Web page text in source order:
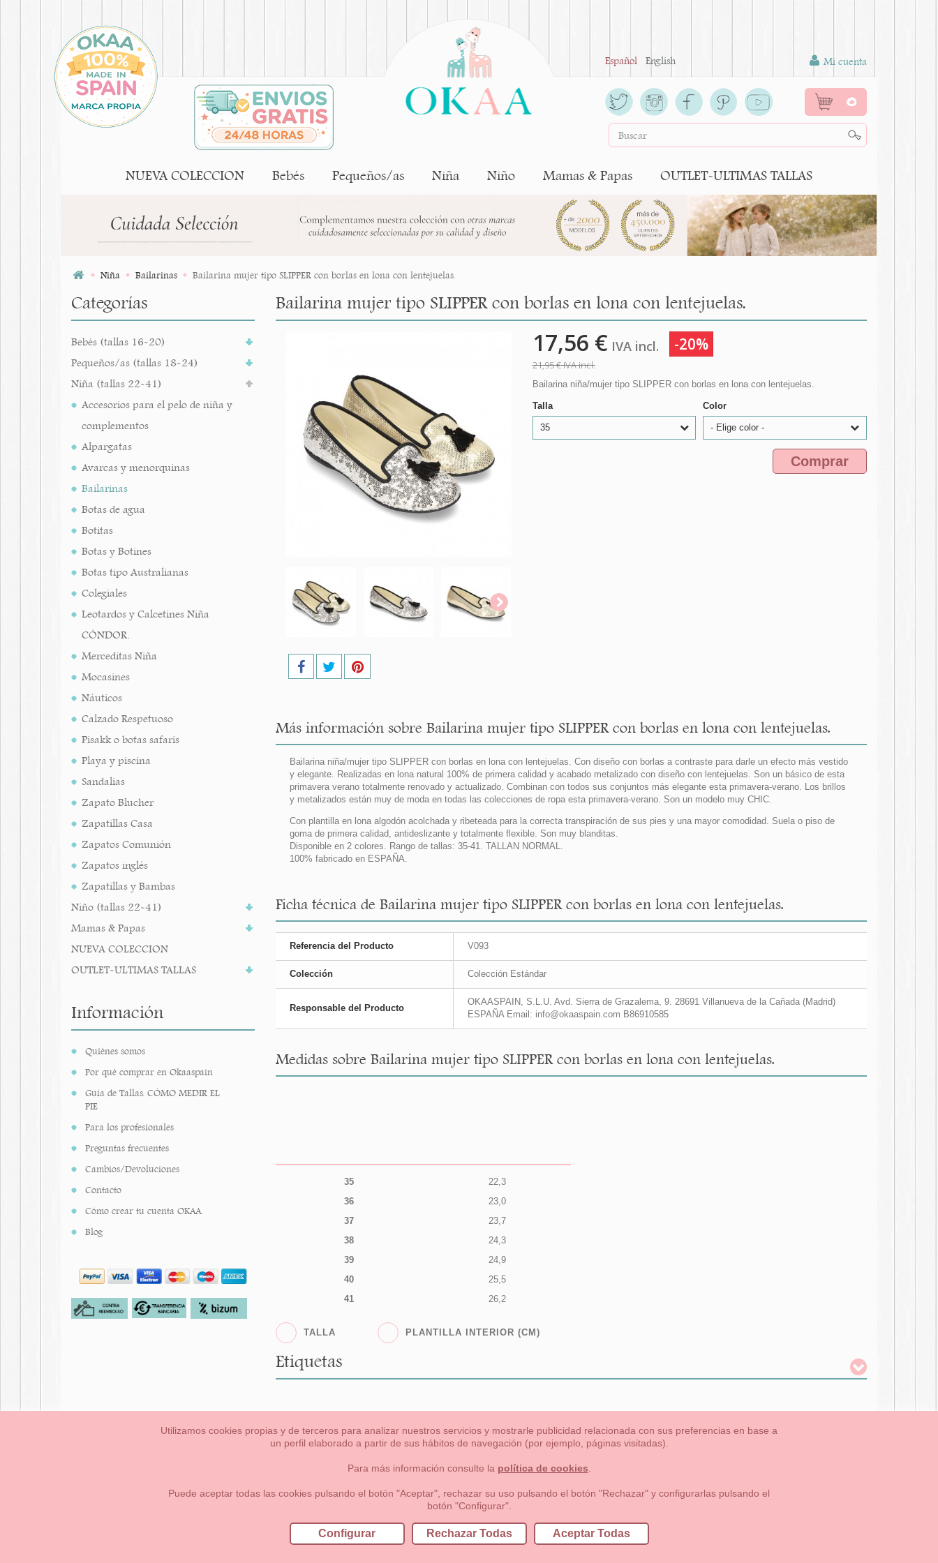
Español English Mi cuenta
0
NUEVA COLECCION Bebés Pequeños/as Niña Niño Mamas & Papas OUTLET-ULTIMAS TALLAS
Niña Bailarinas Bailarina mujer tipo SLIPPER con borlas en lona con lentejuelas.
Categorías
Bebés (tallas 16-20)
Pequeños/as (tallas 18-24)
Niña (tallas 22-41)
Accesorios para el pelo de niña y
complementos
Alpargatas
Avarcas y menorquinas
Bailarinas
Botas de agua
Botitas
Botas y Botines
Botas tipo Australianas
Colegiales
Leotardos y Calcetines Niña
CÓNDOR.
Merceditas Niña
Mocasines
Náuticos
Calzado Respetuoso
Pisakk o botas safaris
Playa y piscina
Sandalias
Zapato Blucher
Zapatillas Casa
Zapatos Comunión
Zapatos inglés
Zapatillas y Bambas
Niño (tallas 22-41)
Mamas & Papas
NUEVA COLECCION
OUTLET-ULTIMAS TALLAS
Información
Quiénes somos
Por qué comprar en Okaaspain
Guía de Tallas. CÓMO MEDIR EL
PIE
Para los profesionales
Preguntas frecuentes
Cambios/Devoluciones
Contacto
Cómo crear tu cuenta OKAA.
Blog
Bailarina mujer tipo SLIPPER con borlas en lona con lentejuelas.
17,56 € IVA incl. -20%
21,95 €IVA incl.
Bailarina niña/mujer tipo SLIPPER con borlas en lona con lentejuelas.
Talla
35
Color
- Elige color -
Comprar
Más información sobre Bailarina mujer tipo SLIPPER con borlas en lona con lentejuelas.
Bailarina niña/mujer tipo SLIPPER con borlas en lona con lentejuelas. Con diseño con borlas a contraste para darle un efecto más vestido
y elegante. Realizadas en lona natural 100% de primera calidad y acabado metalizado con diseño con lentejuelas. Son un básico de esta
primavera verano totalmente renovado y actualizado. Combinan con todos sus conjuntos más elegante esta primavera-verano. Los brillos
y metalizados están muy de moda en todas las colecciones de ropa esta primavera-verano. Son un modelo muy CHIC.
Con plantilla en lona algodón acolchada y ribeteada para la correcta transpiración de sus pies y una mayor comodidad. Suela o piso de
goma de primera calidad, antideslizante y totalmente flexible. Son muy blanditas.
Disponible en 2 colores. Rango de tallas: 35-41. TALLAN NORMAL.
100% fabricado en ESPAÑA.
Ficha técnica de Bailarina mujer tipo SLIPPER con borlas en lona con lentejuelas.
Referencia del Producto V093
Colección Colección Estándar
Responsable del Producto
OKAASPAIN, S.L.U. Avd. Sierra de Grazalema, 9. 28691 Villanueva de la Cañada (Madrid)
ESPAÑA Email: info@okaaspain.com B86910585
Medidas sobre Bailarina mujer tipo SLIPPER con borlas en lona con lentejuelas.
35
22,3
36
23,0
37
23,7
38
24,3
39
24,9
40
25,5
41
26,2
TALLA PLANTILLA INTERIOR (CM)
Etiquetas
Pequeños/as Niña Niño Mamas & Papas NUEVA COLECCION OUTLET-ULTIMAS TALLAS
Condiciones generales de compra, formas de pago , política de devoluciones y reembolsos Privacidad
Av. Sierra de Grazalema, nº9 28691 Villanueva de la Cañada Madrid (España)
Utilizamos cookies propias y de terceros para analizar nuestros servicios y mostrarle publicidad relacionada con sus preferencias en base a
un perfil elaborado a partir de sus hábitos de navegación (por ejemplo, páginas visitadas).
Para más información consulte la política de cookies
Puede aceptar todas las cookies pulsando el botón "Aceptar", rechazar su uso pulsando el botón "Rechazar" y configurarlas pulsando el
botón "Configurar".
Configurar Rechazar Todas Aceptar Todas